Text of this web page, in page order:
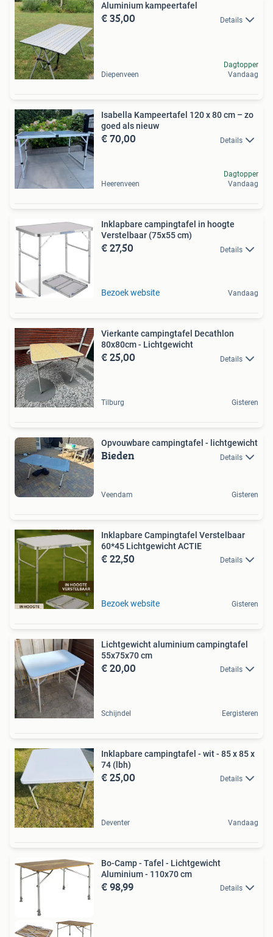
Aluminium kampeertafel
€ 35,00 Details
Diepenveen
Dagtopper
Vandaag
Isabella Kampeertafel 120 x 80 cm – zo
goed als nieuw
€ 70,00 Details
Heerenveen
Dagtopper
Vandaag
Inklapbare campingtafel in hoogte
Verstelbaar (75x55 cm)
€ 27,50 Details
Bezoek website Vandaag
Vierkante campingtafel Decathlon
80x80cm - Lichtgewicht
€ 25,00 Details
Tilburg Gisteren
Opvouwbare campingtafel - lichtgewicht
Bieden Details
Veendam Gisteren
Inklapbare Campingtafel Verstelbaar
60*45 Lichtgewicht ACTIE
€ 22,50 Details
Bezoek website Gisteren
Lichtgewicht aluminium campingtafel
55x75x70 cm
€ 20,00 Details
Schijndel Eergisteren
Inklapbare campingtafel - wit - 85 x 85 x
74 (lbh)
€ 25,00 Details
Deventer Vandaag
Bo-Camp - Tafel - Lichtgewicht
Aluminium - 110x70 cm
€ 98,99 Details